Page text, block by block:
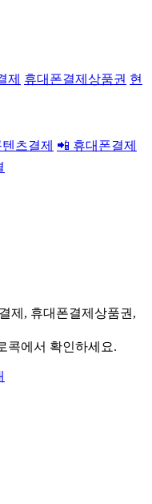
제 휴대폰결제상품권 현
츠결제 📲 휴대폰결제
제, 휴대폰결제상품권,
콕에서 확인하세요.